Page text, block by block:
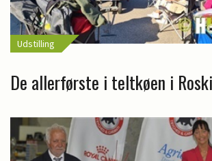
Udstilling
De allerførste i teltkøen i